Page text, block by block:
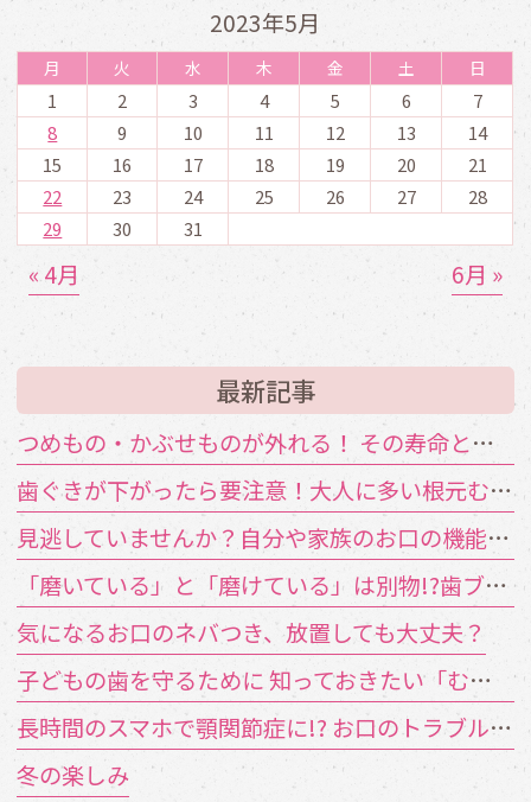
2023年5月
月 火 水 木 金 土 日
1 2 3 4 5 6
7
8
9 10 11 12 13
14
15
16 17 18 19 20
21
22
23 24 25 26 27
28
29
30 31
« 4月 6月 »
最新記事
つめもの・かぶせものが外れる！ その寿命と原因は？
歯ぐきが下がったら要注意！大人に多い根元むし歯
見逃していませんか？自分や家族のお口の機能低下のサイン
「磨いている」と「磨けている」は別物!?歯ブラシが届かない汚れの対策
気になるお口のネバつき、放置しても大丈夫？
子どもの歯を守るために 知っておきたい「むし歯の4要素」
長時間のスマホで顎関節症に!? お口のトラブルを招く「TCH（歯列接触癖）」とは
冬の楽しみ